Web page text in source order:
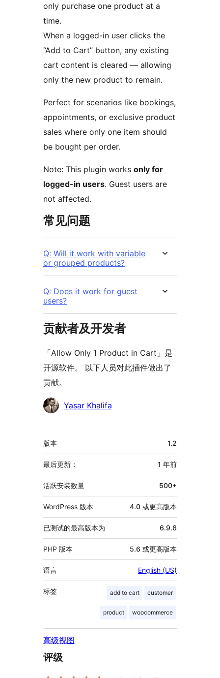
only purchase one product at a
time.
When a logged-in user clicks the
“Add to Cart” button, any existing
cart content is cleared — allowing
only the new product to remain.
Perfect for scenarios like bookings,
appointments, or exclusive product
sales where only one item should
be bought per order.
Note: This plugin works only for
logged-in users. Guest users are
not affected.
常见问题
Q: Will it work with variable
or grouped products?
Q: Does it work for guest
users?
贡献者及开发者
「Allow Only 1 Product in Cart」是
开源软件。 以下人员对此插件做出了
贡献。
贡
Yasar Khalifa
额
外
信
息
版本 1.2
最后更新： 1 年前
活跃安装数量 500+
WordPress 版本 4.0 或更高版本
已测试的最高版本为 6.9.6
PHP 版本 5.6 或更高版本
语言 English (US)
标签 add to cart customer
product woocommerce
高级视图
评级